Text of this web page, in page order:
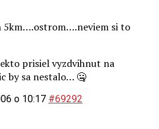
5km….ostrom….neviem si to
prisiel vyzdvihnut na
by sa nestalo… 🤐
o 10:17 #69292